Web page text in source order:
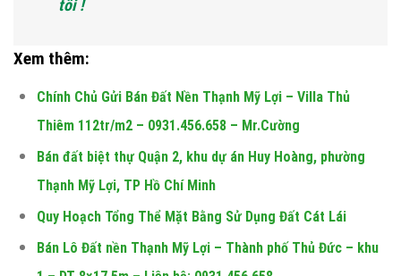
tôi !
Xem thêm:
Chính Chủ Gửi Bán Đất Nền Thạnh Mỹ Lợi – Villa Thủ
Thiêm 112tr/m2 – 0931.456.658 – Mr.Cường
Bán đất biệt thự Quận 2, khu dự án Huy Hoàng, phường
Thạnh Mỹ Lợi, TP Hồ Chí Minh
Quy Hoạch Tổng Thể Mặt Bằng Sử Dụng Đất Cát Lái
Bán Lô Đất nền Thạnh Mỹ Lợi – Thành phố Thủ Đức – khu